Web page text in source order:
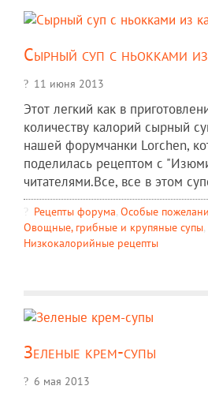
Сырный суп с ньокками
11 июня 2013
Этот легкий как в
количеству калорий сырный
нашей форумчанки Lorchen,
поделилась рецептом с
читателями.Все, все в этом
Рецепты форума, Особые
Овощные, грибные и крупяные супы,
Низкокалорийные рецепты
Зеленые крем-супы
6 мая 2013